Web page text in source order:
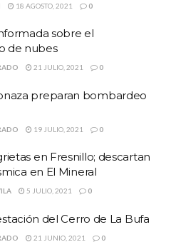
18 AGOSTO, 2021 0
sobre el
de nubes
21 JULIO, 2021 0
preparan bombardeo
19 JULIO, 2021 0
en Fresnillo; descartan
en El Mineral
5 JULIO, 2021 0
del Cerro de La Bufa
21 JUNIO, 2021 0